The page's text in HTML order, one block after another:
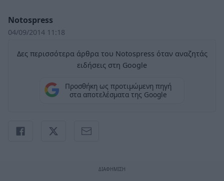
Notospress
04/09/2014 11:18
Δες περισσότερα άρθρα του Notospress όταν αναζητάς
ειδήσεις στη Google
Προσθήκη ως προτιμώμενη πηγή
στα αποτελέσματα της Google